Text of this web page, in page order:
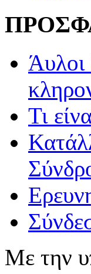
Άυλοι
Τι
Με την